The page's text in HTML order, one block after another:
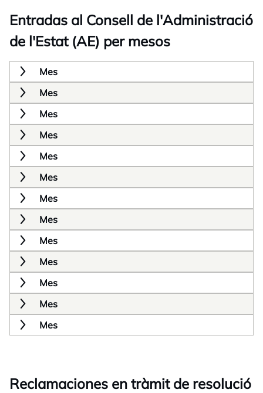
Entradas al Consell de l'Administració
de l'Estat (AE) per mesos
Mes
Mes
Mes
Mes
Mes
Mes
Mes
Mes
Mes
Mes
Mes
Mes
Mes
Reclamaciones en tràmit de resolució